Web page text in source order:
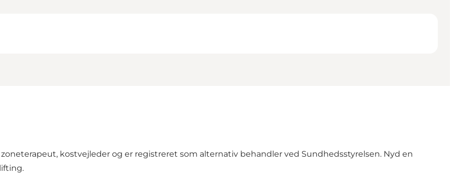
kostvejleder og er registreret som alternativ behandler ved Sundhedsstyrelsen. Nyd en